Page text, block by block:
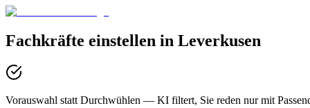
Fachkräfte einstellen in Leverkusen
Vorauswahl statt Durchwühlen — KI filtert, Sie reden nur mit